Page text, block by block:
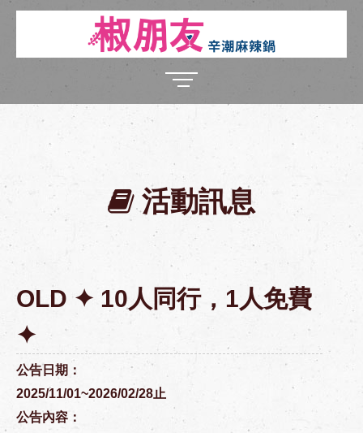
活動訊息
OLD ✦ 10人同行，1人免費
✦
公告日期：
2025/11/01~2026/02/28止
公告內容：